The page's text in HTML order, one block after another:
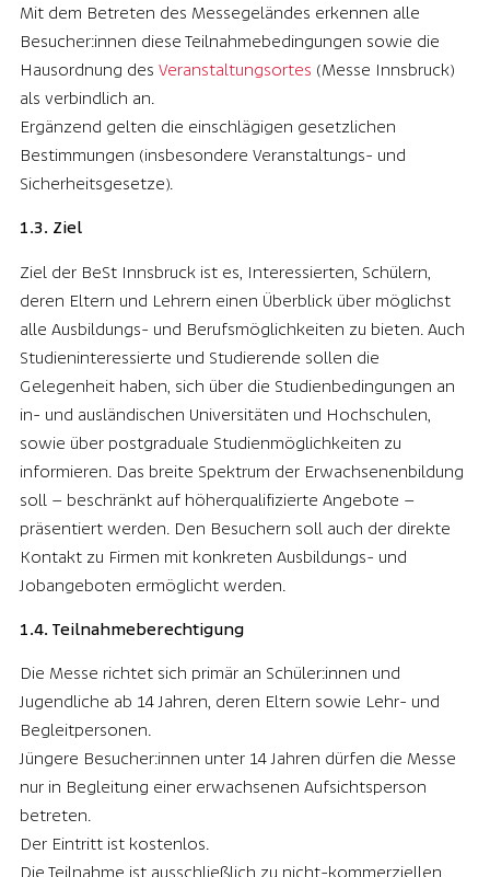
Mit dem Betreten des Messegeländes erkennen alle
Besucher:innen diese Teilnahmebedingungen sowie die
Hausordnung des Veranstaltungsortes (Messe Innsbruck)
als verbindlich an.
Ergänzend gelten die einschlägigen gesetzlichen
Bestimmungen (insbesondere Veranstaltungs- und
Sicherheitsgesetze).
1.3. Ziel
Ziel der BeSt Innsbruck ist es, Interessierten, Schülern,
deren Eltern und Lehrern einen Überblick über möglichst
alle Ausbildungs- und Berufsmöglichkeiten zu bieten. Auch
Studieninteressierte und Studierende sollen die
Gelegenheit haben, sich über die Studienbedingungen an
in- und ausländischen Universitäten und Hochschulen,
sowie über postgraduale Studienmöglichkeiten zu
informieren. Das breite Spektrum der Erwachsenenbildung
soll – beschränkt auf höherqualifizierte Angebote –
präsentiert werden. Den Besuchern soll auch der direkte
Kontakt zu Firmen mit konkreten Ausbildungs- und
Jobangeboten ermöglicht werden.
1.4. Teilnahmeberechtigung
Die Messe richtet sich primär an Schüler:innen und
Jugendliche ab 14 Jahren, deren Eltern sowie Lehr- und
Begleitpersonen.
Jüngere Besucher:innen unter 14 Jahren dürfen die Messe
nur in Begleitung einer erwachsenen Aufsichtsperson
betreten.
Der Eintritt ist kostenlos.
Die Teilnahme ist ausschließlich zu nicht-kommerziellen